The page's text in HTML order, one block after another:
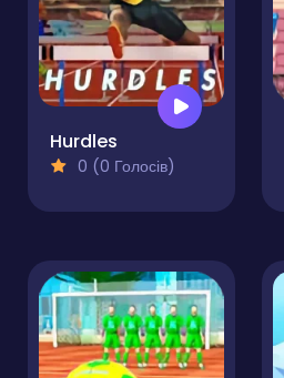
Hurdles
0 (0 Голосів)